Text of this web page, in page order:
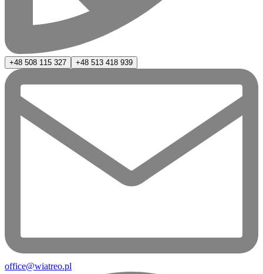
+48 508 115 327 +48 513 418 939
office@wiatreo.pl